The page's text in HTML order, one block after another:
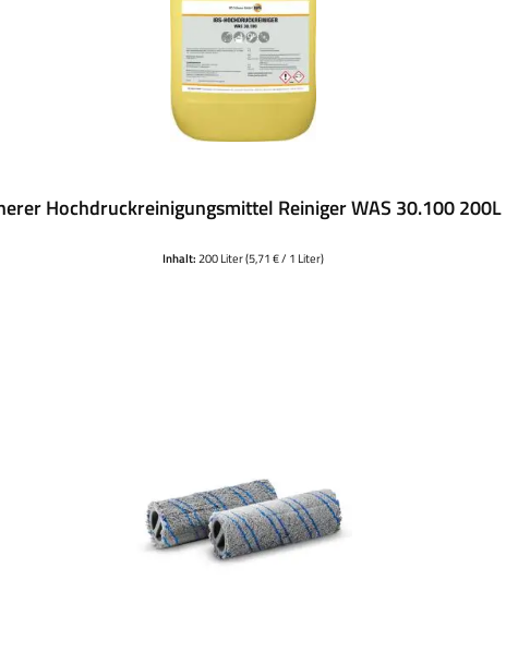
Hochdruckreinigungsmittel Reiniger WAS 30.100 200L
Inhalt:200 Liter(5,71 € / 1 Liter)